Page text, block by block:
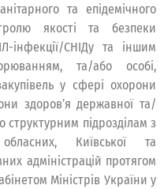
та епідемічного
якості та безпеки
інфекції/СНІДу та іншим
та/або особі,
у сфері охорони
здоров’я державної та/
структурним підрозділам з
Київської та
адміністрацій протягом
Міністрів України у